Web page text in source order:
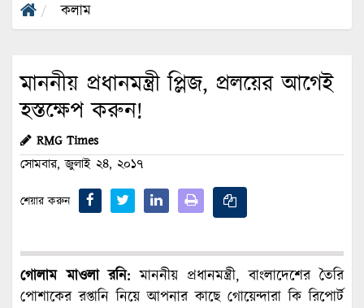
কলাম
মাননীয় প্রধানমন্ত্রী প্লিজ, প্রলয়ের আগেই
হস্তক্ষেপ করুন!
RMG Times
সোমবার, জুলাই ২৪, ২০১৭
শেয়ার করুন
গোলাম মাওলা রনি: মাননীয় প্রধানমন্ত্রী, বাংলাদেশের তৈরি
পোশাকের রপ্তানি নিয়ে আপনার কাছে গোয়েন্দারা কি রিপোর্ট